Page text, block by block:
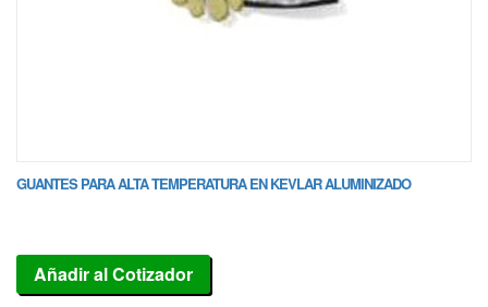
GUANTES PARA ALTA TEMPERATURA EN KEVLAR ALUMINIZADO
Añadir al Cotizador